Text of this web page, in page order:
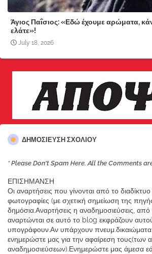
Άγιος Παΐσιος: «Εδώ έχουμε αρώματα,
ελάτε»!
July 18, 2026
ΔΗΜΟΣΊΕΥΣΗ ΣΧΟΛΊΟΥ
* Please Don't Spam Here. All the Comments
ΕΠΙΣΗΜΑΝΣΗ
Οι αναρτήσεις που γίνονται από το διαδίκτυο
φωτογραφίες (με σχετική σημείωση της
δημόσια.Αναρτήσεις η αναδημοσιεύσεις,
αναρτώνται σε αυτό το blog εκφράζουν
υπογράφουν.Αν υπάρχουν
ενημερώστε μας για την αφαίρεση τους(των
αναδημοσιεύσεων).Ενημερώστε μας άμεσα